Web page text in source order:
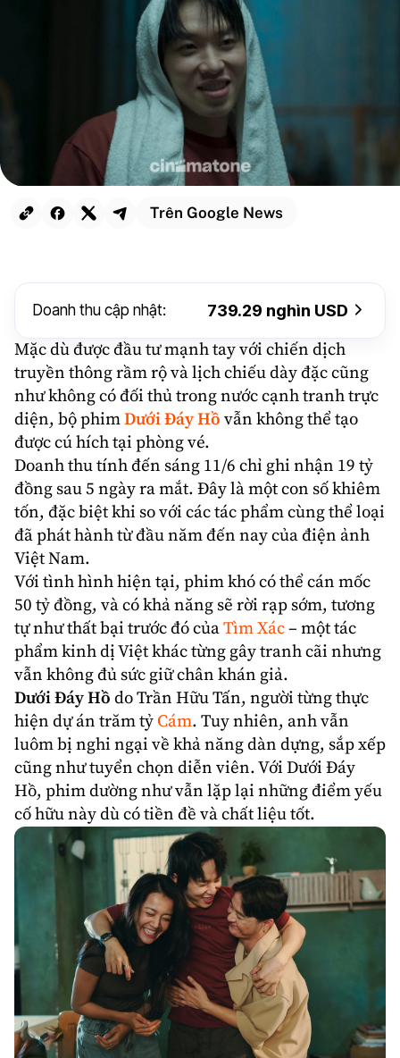
Trên Google News
Doanh thu cập nhật: 739.29 nghìn USD
Mặc dù được đầu tư mạnh tay với chiến dịch
truyền thông rầm rộ và lịch chiếu dày đặc cũng
như không có đối thủ trong nước cạnh tranh trực
diện, bộ phimDưới Đáy Hồ vẫn không thể tạo
được cú hích tại phòng vé.
Doanh thu tính đến sáng 11/6 chỉ ghi nhận 19 tỷ
đồng sau 5 ngày ra mắt. Đây là một con số khiêm
tốn, đặc biệt khi so với các tác phẩm cùng thể loại
đã phát hành từ đầu năm đến nay của điện ảnh
Việt Nam.
Với tình hình hiện tại, phim khó có thể cán mốc
50 tỷ đồng, và có khả năng sẽ rời rạp sớm, tương
tự như thất bại trước đó củaTìm Xác– một tác
phẩm kinh dị Việt khác từng gây tranh cãi nhưng
vẫn không đủ sức giữ chân khán giả.
Dưới Đáy Hồ doTrần Hữu Tấn, người từng thực
hiện dự án trăm tỷ Cám. Tuy nhiên, anh vẫn
luôm bị nghi ngại về khả năng dàn dựng, sắp xếp
cũng như tuyển chọn diễn viên. Với Dưới Đáy
Hồ, phim dường như vẫn lặp lại những điểm yếu
cố hữu này dù có tiền đề và chất liệu tốt.